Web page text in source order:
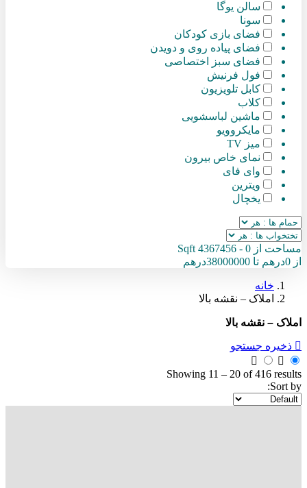
سالن یوگا
سونا
فضای بازی کودکان
فضای پیاده روی و دویدن
فضای سبز اختصاصی
فول فرنیش
کابل تلویزیون
کلاب
ماشین لباسشویی
مایکروویو
میز TV
نمای خاص بیرون
وای فای
ویترین
یخچال
مساحت از 0
-
4367456
Sqft
از 0درهم تا 38000000درهم
خانه
املاک – نقشه بالا
املاک – نقشه بالا
ذخیره جستجو
Showing 11 – 20 of 416 results
Sort by: